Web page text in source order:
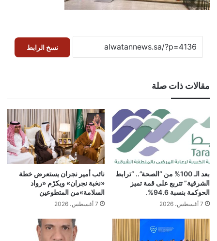
نسخ الرابط
مقالات ذات صلة
بعد الـ 100% من “الصحة”.. “ترابط
الشرقية” تتربع على قمة تميز
الحوكمة بنسبة 94.6%.
7 أغسطس، 2026
نائب أمير نجران يستعرض خطة
«نخبة نجران» ويكرّم «رواد
السلامة»من المتطوعين
7 أغسطس، 2026